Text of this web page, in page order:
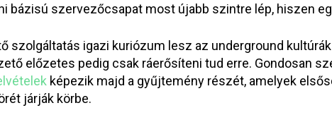
bázisú szervezőcsapat most újabb szintre lép, hiszen
szolgáltatás igazi kuriózum lesz az underground
előzetes pedig csak ráerősíteni tud erre. Gondosan
képezik majd a gyűjtemény részét, amelyek
járják körbe.